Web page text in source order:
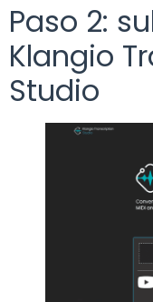
Paso 2:
Klangio
Studio